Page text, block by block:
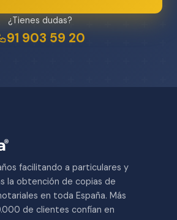
¿Tienes dudas?
91 903 59 20
facilitando a particulares y
la obtención de copias de
en toda España. Más
de clientes confían en